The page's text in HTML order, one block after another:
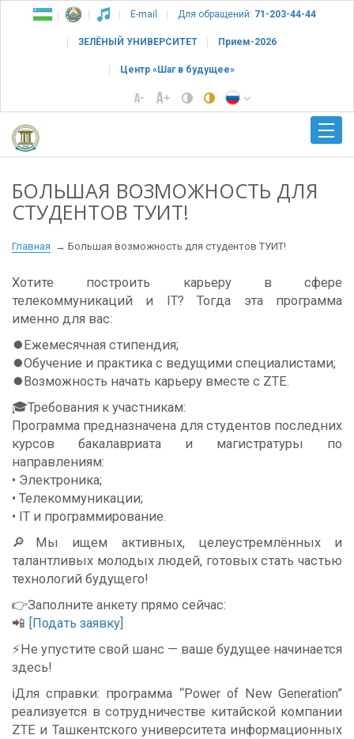
E-mail Для обращений: 71-203-44-44
ЗЕЛЁНЫЙ УНИВЕРСИТЕТ Прием-2026
Центр «Шаг в будущее»
БОЛЬШАЯ ВОЗМОЖНОСТЬ ДЛЯ
СТУДЕНТОВ ТУИТ!
Главная Большая возможность для студентов ТУИТ!
Хотите построить карьеру в сфере
телекоммуникаций и IT? Тогда эта программа
именно для вас:
⏺Ежемесячная стипендия;
⏺Обучение и практика с ведущими специалистами;
⏺Возможность начать карьеру вместе с ZTE.
🎓Требования к участникам:
Программа предназначена для студентов последних
курсов бакалавриата и магистратуры по
направлениям:
• Электроника;
• Телекоммуникации;
• IT и программирование.
🔎Мы ищем активных, целеустремлённых и
талантливых молодых людей, готовых стать частью
технологий будущего!
👉Заполните анкету прямо сейчас:
📲 [Подать заявку]
⚡️Не упустите свой шанс — ваше будущее начинается
здесь!
ℹ️Для справки: программа “Power of New Generation”
реализуется в сотрудничестве китайской компании
ZTE и Ташкентского университета информационных